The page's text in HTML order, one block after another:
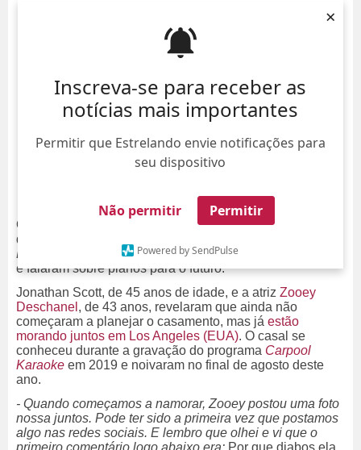
Inscreva-se para receber as
notícias mais importantes
Permitir que Estrelando envie notificações para
seu dispositivo
Não permitir Permitir
Powered by SendPulse
×
Os recém-noivos estrelas do programaIrmãos À Obra
da série de comédia
People
onde se abriram sobre o romance de quatro anos
e falaram sobre planos para o futuro.
Jonathan Scott, de 45 anos de idade, e a atriz Zooey
Deschanel , de 43 anos, revelaram que ainda não
começaram a planejar o casamento, mas já estão
morando juntos em Los Angeles (EUA). O casal se
conheceu durante a gravação do programa Carpool
Karaoke em 2019 e noivaram no final de agosto deste
ano.
- Quando começamos a namorar, Zooey postou uma foto
nossa juntos. Pode ter sido a primeira vez que postamos
algo nas redes sociais. E lembro que olhei e vi que o
primeiro comentário logo abaixo era: Por que diabos ela